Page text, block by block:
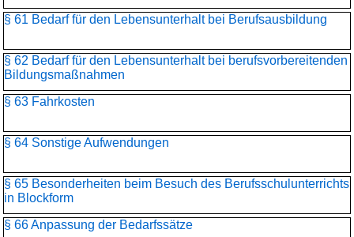
§ 61 Bedarf für den Lebensunterhalt bei Berufsausbildung
§ 62 Bedarf für den Lebensunterhalt bei berufsvorbereitenden
Bildungsmaßnahmen
§ 63 Fahrkosten
§ 64 Sonstige Aufwendungen
§ 65 Besonderheiten beim Besuch des Berufsschulunterrichts
in Blockform
§ 66 Anpassung der Bedarfssätze